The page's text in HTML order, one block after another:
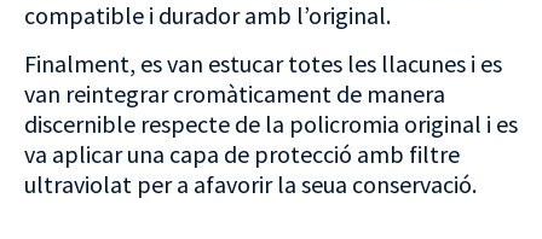
compatible i durador amb l’original.
Finalment, es van estucar totes les llacunes i es
van reintegrar cromàticament de manera
discernible respecte de la policromia original i es
va aplicar una capa de protecció amb filtre
ultraviolat per a afavorir la seua conservació.